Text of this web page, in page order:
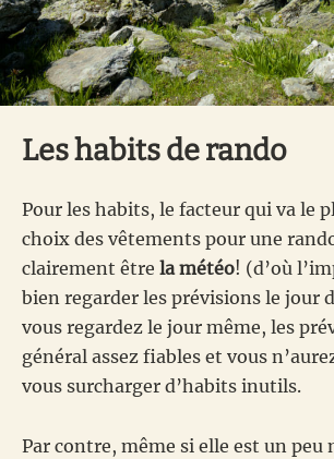
Les habits de rando
Pour les habits, le facteur qui va le
choix des vêtements pour une
clairement être la météo! (d’où
bien regarder les prévisions le jour
vous regardez le jour même, les
général assez fiables et vous
vous surcharger d’habits inutils.
Par contre, même si elle est un peu